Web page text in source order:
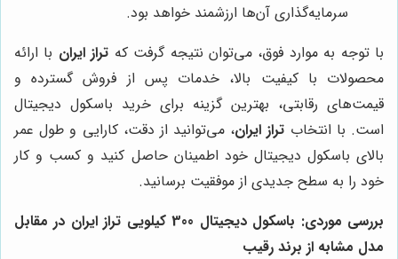
سرمایه‌گذاری آن‌ها ارزشمند خواهد بود.
با توجه به موارد فوق، می‌توان نتیجه گرفت که تراز ایران با ارائه
محصولات با کیفیت بالا، خدمات پس از فروش گسترده و
قیمت‌های رقابتی، بهترین گزینه برای خرید باسکول دیجیتال
است. با انتخاب تراز ایران، می‌توانید از دقت، کارایی و طول عمر
بالای باسکول دیجیتال خود اطمینان حاصل کنید و کسب و کار
خود را به سطح جدیدی از موفقیت برسانید.
بررسی موردی: باسکول دیجیتال 300 کیلویی تراز ایران در مقابل
مدل مشابه از برند رقیب